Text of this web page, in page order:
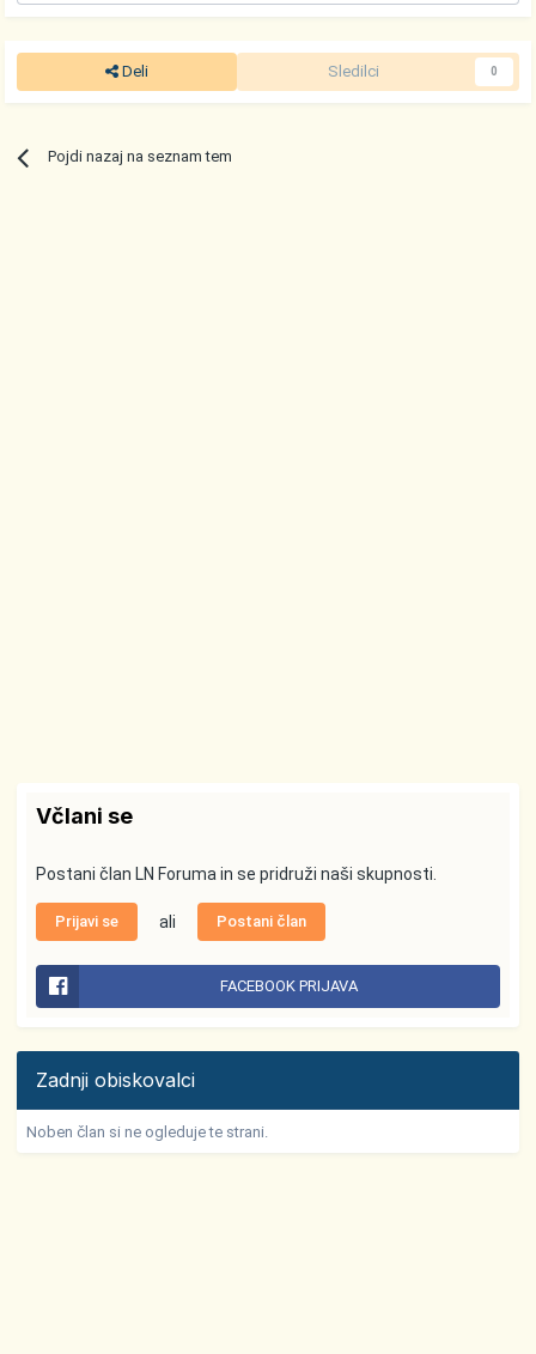
Deli Sledilci 0
Pojdi nazaj na seznam tem
Včlani se
Postani član LN Foruma in se pridruži naši skupnosti.
Prijavi se ali Postani član
FACEBOOK PRIJAVA
Zadnji obiskovalci
Noben član si ne ogleduje te strani.